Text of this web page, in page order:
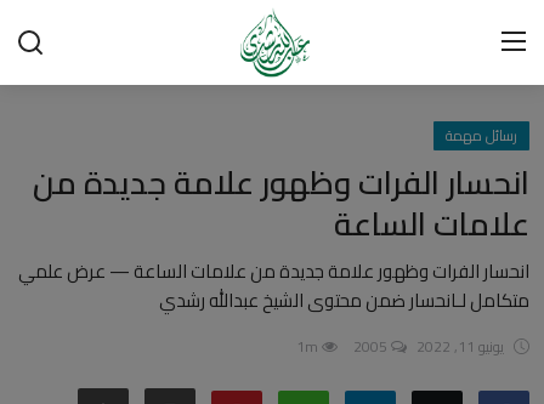
تسجيل الدخول
الرئيسية
شبهات وردود
العقيدة الإسلامية
رسائل مهمة
رسائل مهمة
انحسار الفرات وظهور علامة جديدة من
علامات الساعة
انحسار الفرات وظهور علامة جديدة من علامات الساعة — عرض علمي
متكامل لـانحسار ضمن محتوى الشيخ عبدالله رشدي
يونيو 11, 2022